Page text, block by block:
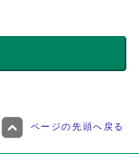
ページの先頭へ戻る